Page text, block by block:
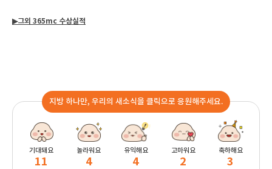
▶그외 365mc 수상실적
지방 하나만, 우리의 새소식을 클릭으로 응원해주세요.
기대돼요
11
놀라워요
4
유익해요
4
고마워요
2
축하해요
3